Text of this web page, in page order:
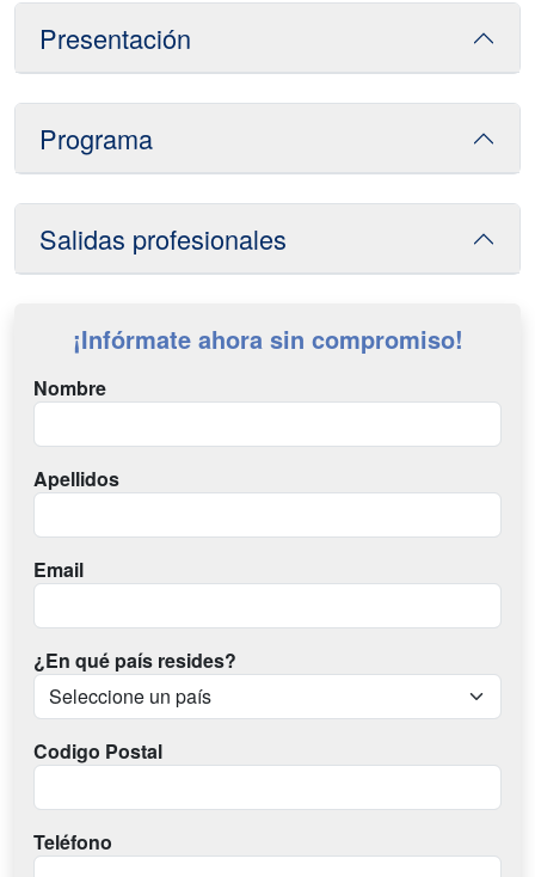
Presentación
Programa
Salidas profesionales
¡Infórmate ahora sin compromiso!
Nombre
Apellidos
Email
¿En qué país resides?
Codigo Postal
Teléfono